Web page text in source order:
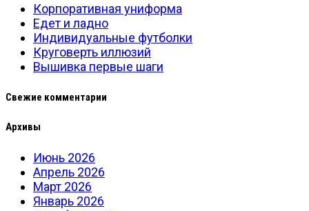
Корпоративная униформа
Едет и ладно
Индивидуальные футболки
Круговерть иллюзий
Вышивка первые шаги
Свежие комментарии
Архивы
Июнь 2026
Апрель 2026
Март 2026
Январь 2026